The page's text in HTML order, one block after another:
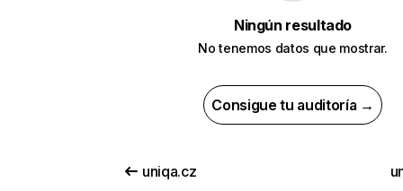
Ningún resultado
No tenemos datos que mostrar.
Consigue tu auditoría →
uniqa.cz